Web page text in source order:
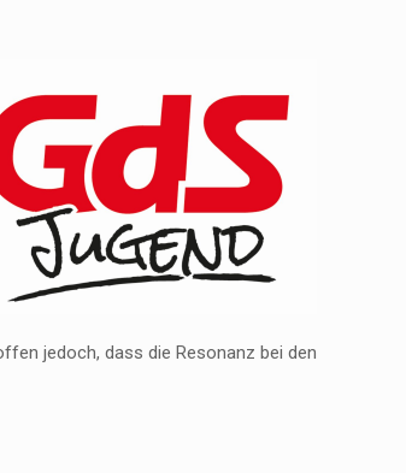
jedoch, dass die Resonanz bei den